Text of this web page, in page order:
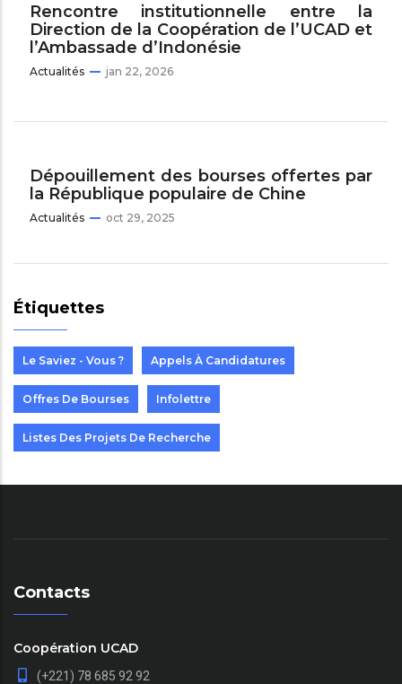
Rencontre institutionnelle entre la
Direction de la Coopération de l’UCAD et
l’Ambassade d’Indonésie
Actualités jan 22, 2026
Dépouillement des bourses offertes par
la République populaire de Chine
Actualités oct 29, 2025
Étiquettes
Le Saviez - Vous ? Appels À Candidatures
Offres De Bourses Infolettre
Listes Des Projets De Recherche
Contacts
Coopération UCAD
(+221) 78 685 92 92